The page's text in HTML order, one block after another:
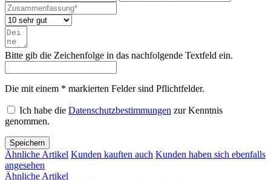
Bitte gib die Zeichenfolge in das nachfolgende Textfeld ein.
Die mit einem * markierten Felder sind Pflichtfelder.
Ich habe die Datenschutzbestimmungen zur Kenntnis
genommen.
Speichern
Ähnliche Artikel Kunden kauften auch Kunden haben sich ebenfalls
angesehen
Ähnliche Artikel